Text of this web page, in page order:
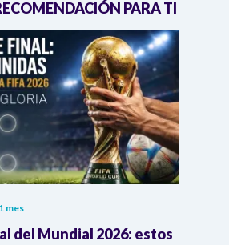
PARA TI
mes
del Mundial 2026: estos